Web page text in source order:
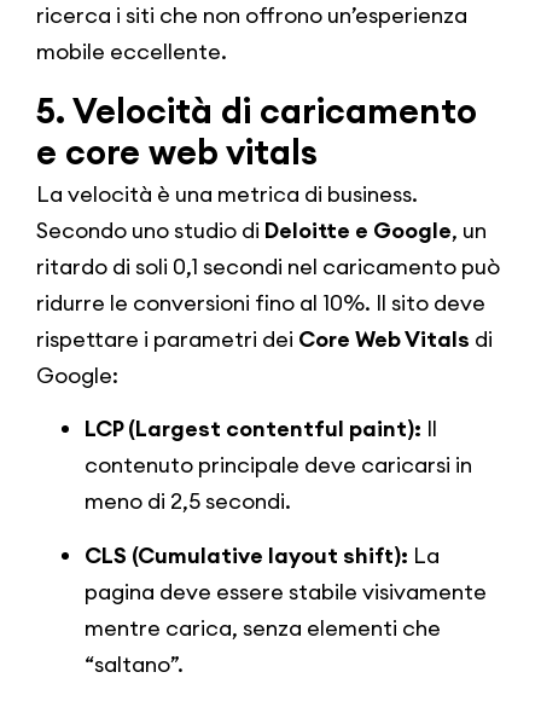
ricerca i siti che non offrono un’esperienza
mobile eccellente.
5. Velocità di caricamento
e core web vitals
La velocità è una metrica di business.
Secondo uno studio di Deloitte e Google, un
ritardo di soli 0,1 secondi nel caricamento può
ridurre le conversioni fino al 10%. Il sito deve
rispettare i parametri dei Core Web Vitals di
Google:
LCP (Largest contentful paint): Il
contenuto principale deve caricarsi in
meno di 2,5 secondi.
CLS (Cumulative layout shift): La
pagina deve essere stabile visivamente
mentre carica, senza elementi che
“saltano”.